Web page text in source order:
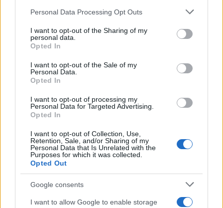
This information may also be disclosed by us to third parties
disclose it to other third parties.
Please note that this website/app uses one or more Google
services and may gather and store information including but
not limited to your visit or usage behaviour. You may click to
grant or deny consent to Google and its third-party tags to
consent section.
Personal Data Processing Opt Outs
I want to opt-out of the Sharing of my
personal data.
Opted In
I want to opt-out of the Sale of my
Personal Data.
Opted In
I want to opt-out of processing my
Personal Data for Targeted Advertising.
Opted In
I want to opt-out of Collection, Use,
Retention, Sale, and/or Sharing of my
Personal Data that Is Unrelated with the
Purposes for which it was collected.
Opted Out
Google consents
I want to allow Google to enable storage